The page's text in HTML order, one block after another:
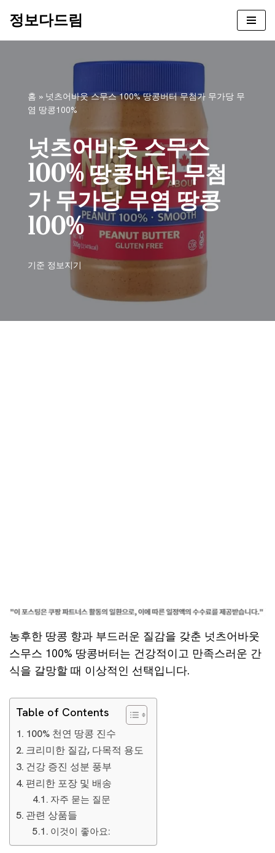
정보다드림
홈 » 넛츠어바웃 스무스 100% 땅콩버터 무첨가 무가당 무
염 땅콩100%
넛츠어바웃 스무스
100% 땅콩버터 무첨
가 무가당 무염 땅콩
100%
기준 정보지기
농후한 땅콩 향과 부드러운 질감을 갖춘 넛츠어바웃
스무스 100% 땅콩버터는 건강적이고 만족스러운 간
식을 갈망할 때 이상적인 선택입니다.
Table of Contents
100% 천연 땅콩 진수
크리미한 질감, 다목적 용도
건강 증진 성분 풍부
편리한 포장 및 배송
자주 묻는 질문
관련 상품들
이것이 좋아요: